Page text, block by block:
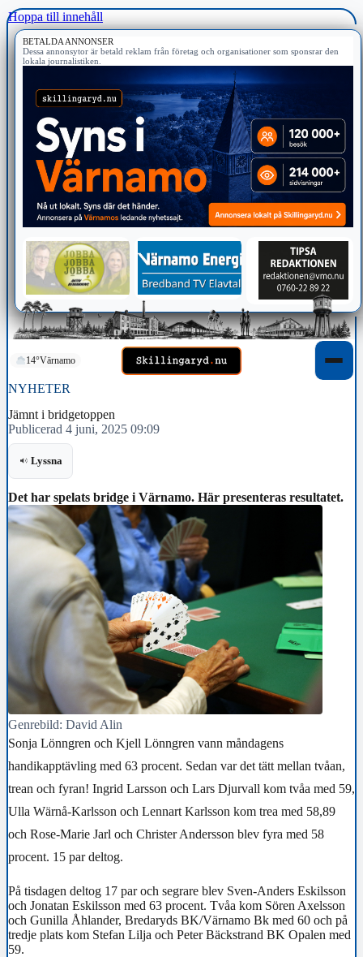
Hoppa till innehåll
BETALDA ANNONSER
Dessa annonsytor är betald reklam från företag och organisationer som sponsrar den
lokala journalistiken.
14°Värnamo
NYHETER
Jämnt i bridgetoppen
Publicerad 4 juni, 2025 09:09
Lyssna
Det har spelats bridge i Värnamo. Här presenteras resultatet.
Genrebild: David Alin
Sonja Lönngren och Kjell Lönngren vann måndagens
handikapptävling med 63 procent. Sedan var det tätt mellan tvåan,
trean och fyran! Ingrid Larsson och Lars Djurvall kom tvåa med 59,
Ulla Wärnå-Karlsson och Lennart Karlsson kom trea med 58,89
och Rose-Marie Jarl och Christer Andersson blev fyra med 58
procent. 15 par deltog.
På tisdagen deltog 17 par och segrare blev Sven-Anders Eskilsson
och Jonatan Eskilsson med 63 procent. Tvåa kom Sören Axelsson
och Gunilla Åhlander, Bredaryds BK/Värnamo Bk med 60 och på
tredje plats kom Stefan Lilja och Peter Bäckstrand BK Opalen med
59.